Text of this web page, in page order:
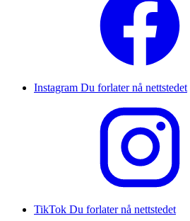
Instagram Du forlater nå nettstedet
TikTok Du forlater nå nettstedet